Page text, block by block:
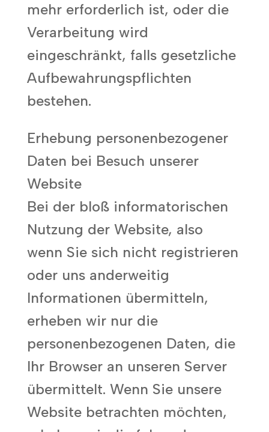
mehr erforderlich ist, oder die
Verarbeitung wird
eingeschränkt, falls gesetzliche
Aufbewahrungspflichten
bestehen.
Erhebung personenbezogener
Daten bei Besuch unserer
Website
Bei der bloß informatorischen
Nutzung der Website, also
wenn Sie sich nicht registrieren
oder uns anderweitig
Informationen übermitteln,
erheben wir nur die
personenbezogenen Daten, die
Ihr Browser an unseren Server
übermittelt. Wenn Sie unsere
Website betrachten möchten,